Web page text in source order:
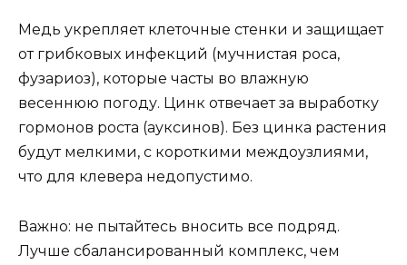
Медь укрепляет клеточные стенки и защищает
от грибковых инфекций (мучнистая роса,
фузариоз), которые часты во влажную
весеннюю погоду. Цинк отвечает за выработку
гормонов роста (ауксинов). Без цинка растения
будут мелкими, с короткими междоузлиями,
что для клевера недопустимо.
Важно: не пытайтесь вносить все подряд.
Лучше сбалансированный комплекс, чем